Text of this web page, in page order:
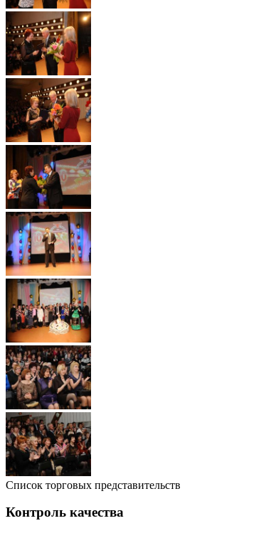
Список торговых представительств
Контроль качества